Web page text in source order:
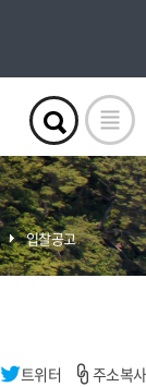
입찰공고
트위터 주소복사